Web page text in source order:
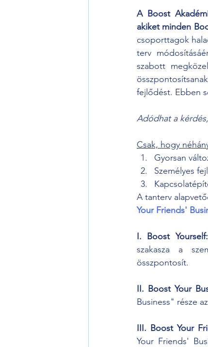
A Boost
akiket minden
csoporttagok
terv
szabott
fejlődést. Ebben
Adódhat a
Csak, hogy
Gyorsan
Személyes
A tanterv
Your Friends'
I. Boost Yourself:
szakasza a
összpontosít.
II. Boost Your
Business" része
III. Boost Your
Your Friends'